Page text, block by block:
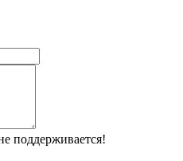
поддерживается!